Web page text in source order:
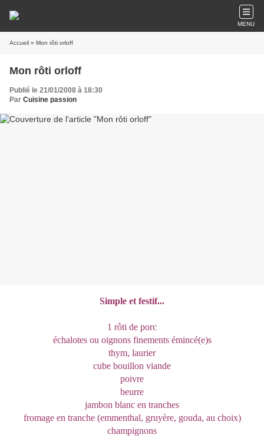
MENU
Accueil » Mon rôti orloff
Mon rôti orloff
Publié le 21/01/2008 à 18:30
Par Cuisine passion
Simple et festif...
1 rôti de porc
échalotes ou oignons finements émincé(e)s
thym, laurier
cube bouillon viande
poivre
beurre
jambon blanc en tranches
fromage en tranche (emmenthal, gruyère, gouda, au choix)
champignons